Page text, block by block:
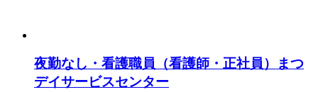
夜勤なし・看護職員（看護師・正社員）まつ
デイサービスセンター